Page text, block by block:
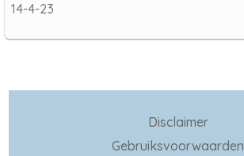
14-4-23
Disclaimer
Gebruiksvoorwaarden